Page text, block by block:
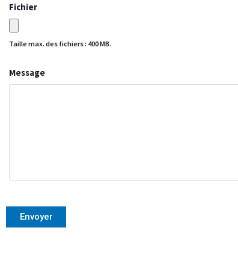
Fichier
Taille max. des fichiers : 400 MB.
Message